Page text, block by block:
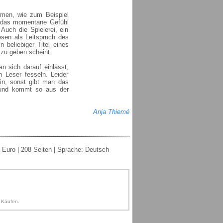
wie zum Beispiel
momentane Gefühl
die Spielerei, ein
als Leitspruch des
beliebiger Titel eines
geben scheint.
sich darauf einlässt,
Leser fesseln. Leider
sonst gibt man das
kommt so aus der
Anja Thiemé
| 208 Seiten | Sprache: Deutsch